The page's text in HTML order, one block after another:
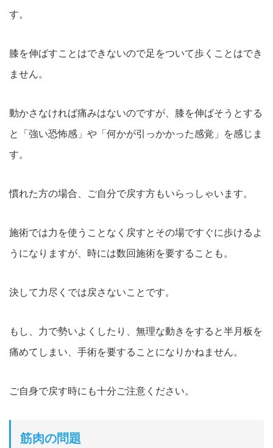
す。
膝を伸ばすことはできないので足をついて歩くことはでき
ません。
動かさなければ痛みはないのですが、膝を伸ばそうとする
と「強い恐怖感」や「何かが引っかかった感覚」を感じま
す。
慣れた方の場合、ご自分で戻す方もいらっしゃいます。
施術では力を使うことなく戻すとその場ですぐに歩けるよ
うになりますが、時には数回施術を要することも。
決して力尽くでは戻さないことです。
もし、力で勢いよくしたり、無理な動きをすると半月板を
痛めてしまい、手術を要することになりかねません。
ご自身で戻す時にも十分ご注意ください。
筋肉の問題